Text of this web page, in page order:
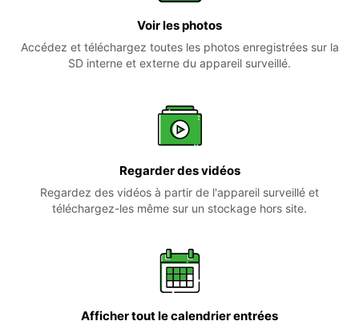
Voir les photos
Accédez et téléchargez toutes les photos enregistrées sur la
SD interne et externe du appareil surveillé.
Regarder des vidéos
Regardez des vidéos à partir de l'appareil surveillé et
téléchargez-les même sur un stockage hors site.
Afficher tout le calendrier entrées